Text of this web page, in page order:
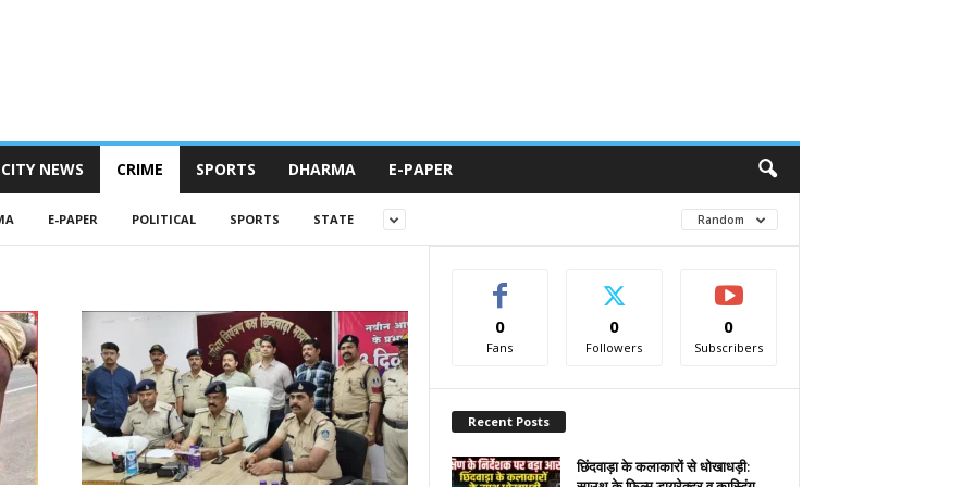
CITY NEWS CRIME SPORTS DHARMA E-PAPER
E-PAPER POLITICAL SPORTS STATE Random
0
Fans
0
Followers
0
Subscribers
Recent Posts
छिंदवाड़ा के कलाकारों से धोखाधड़ी: